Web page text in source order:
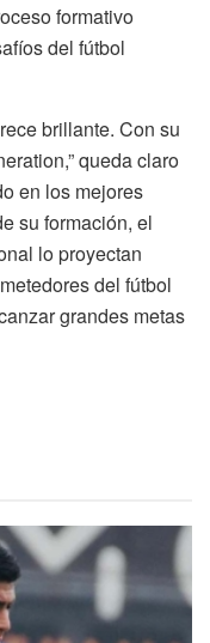
formativo
del fútbol
brillante. Con su
queda claro
en los mejores
su formación, el
lo proyectan
del fútbol
grandes metas